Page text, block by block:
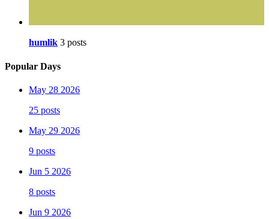
humlik 3 posts
Popular Days
May 28 2026
25 posts
May 29 2026
9 posts
Jun 5 2026
8 posts
Jun 9 2026